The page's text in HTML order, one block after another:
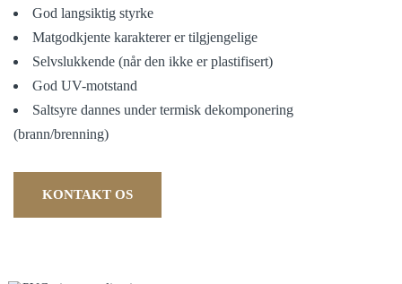
God langsiktig styrke
Matgodkjente karakterer er tilgjengelige
Selvslukkende (når den ikke er plastifisert)
God UV-motstand
Saltsyre dannes under termisk dekomponering
(brann/brenning)
KONTAKT OS